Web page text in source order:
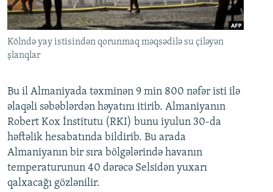
Kölndə yay istisindən qorunmaq məqsədilə su çiləyən
şlanqlar
Bu il Almaniyada təxminən 9 min 800 nəfər isti ilə
əlaqəli səbəblərdən həyatını itirib. Almaniyanın
Robert Kox İnstitutu (RKI) bunu iyulun 30-da
həftəlik hesabatında bildirib. Bu arada
Almaniyanın bir sıra bölgələrində havanın
temperaturunun 40 dərəcə Selsidən yuxarı
qalxacağı gözlənilir.